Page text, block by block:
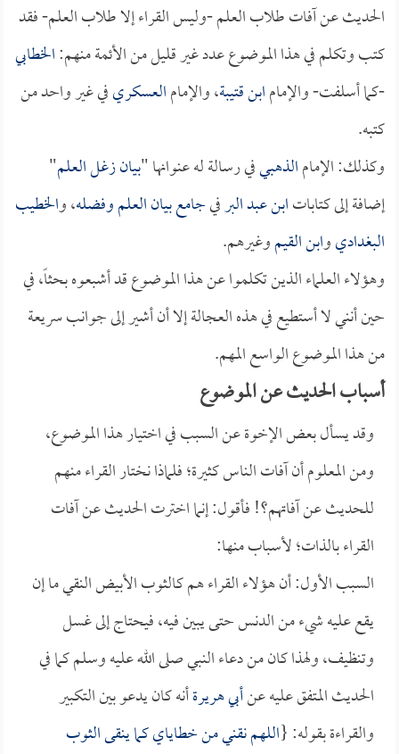
الحديث عن آفات طلاب العلم -وليس القراء إلا طلاب العلم- فقد
كتب وتكلم في هذا الموضوع عدد غير قليل من الأئمة منهم:الخطابي
-كما أسلفت- والإمامابن قتيبة، والإمامالعسكريفي غير واحد من
كتبه.
وكذلك: الإمامالذهبيفي رسالة له عنوانها "بيان زغل العلم"
إضافة إلى كتاباتابن عبد البرفيجامع بيان العلم وفضله، والخطيب
البغداديوابن القيموغيرهم.
وهؤلاء العلماء الذين تكلموا عن هذا الموضوع قد أشبعوه بحثاً، في
حين أنني لا أستطيع في هذه العجالة إلا أن أشير إلى جوانب سريعة
من هذا الموضوع الواسع المهم.
أسباب الحديث عن الموضوع
وقد يسأل بعض الإخوة عن السبب في اختيار هذا الموضوع،
ومن المعلوم أن آفات الناس كثيرة؛ فلماذا نختار القراء منهم
للحديث عن آفاتهم؟! فأقول: إنما اخترت الحديث عن آفات
القراء بالذات؛ لأسباب منها:
السبب الأول: أن هؤلاء القراء هم كالثوب الأبيض النقي ما إن
يقع عليه شيء من الدنس حتى يبين فيه، فيحتاج إلى غسل
وتنظيف، ولهذا كان من دعاء النبي صلى الله عليه وسلم كما في
الحديث المتفق عليه عنأبي هريرةأنه كان يدعو بين التكبير
والقراءة بقوله: {اللهم نقني من خطاياي كما ينقى الثوب